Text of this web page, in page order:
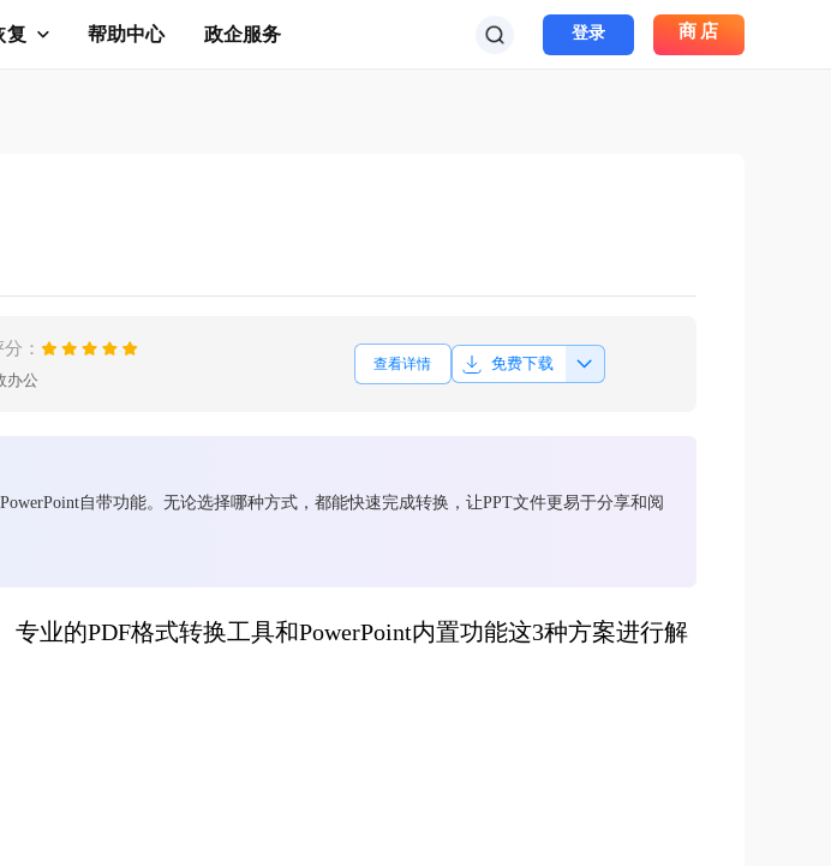
复 帮助中心 政企服务 登录 商店
：
办公
查看详情 免费下载
自带功能。无论选择哪种方式，都能快速完成转换，让PPT文件更易于分享和阅
专业的PDF格式转换工具和PowerPoint内置功能这3种方案进行解